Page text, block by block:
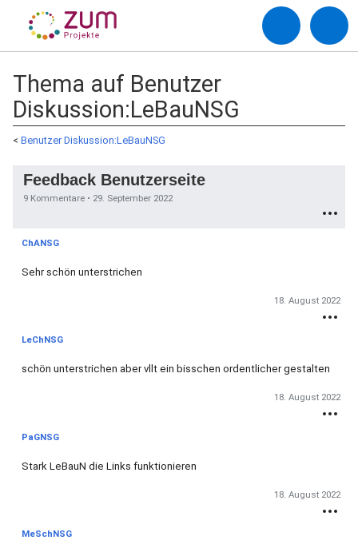
Thema auf Benutzer
Diskussion:LeBauNSG
< Benutzer Diskussion:LeBauNSG
Feedback Benutzerseite
9 Kommentare • 29. September 2022
ChANSG
Sehr schön unterstrichen
18. August 2022
LeChNSG
schön unterstrichen aber vllt ein bisschen ordentlicher gestalten
18. August 2022
PaGNSG
Stark LeBauN die Links funktionieren
18. August 2022
MeSchNSG